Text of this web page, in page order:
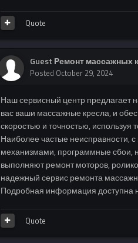
Quote
Guest Ремонт массажных
Posted October 29, 2024
Наш сервисный центр предлагает
вас ваши массажные кресла, и
скоростью и точностью, используя
Наиболее частые неисправности,
механизмами, программные сбои,
выполняют ремонт моторов,
надежный сервис ремонта
Подробная информация доступна
Quote